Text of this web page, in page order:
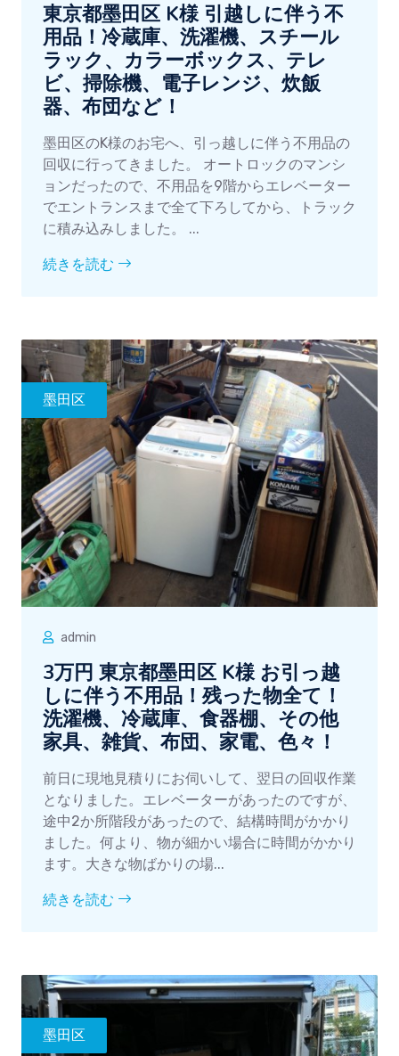
東京都墨田区 K様 引越しに伴う不
用品！冷蔵庫、洗濯機、スチール
ラック、カラーボックス、テレ
ビ、掃除機、電子レンジ、炊飯
器、布団など！
墨田区のK様のお宅へ、引っ越しに伴う不用品の
回収に行ってきました。 オートロックのマンシ
ョンだったので、不用品を9階からエレベーター
でエントランスまで全て下ろしてから、トラック
に積み込みしました。 ...
続きを読む
墨田区
admin
3万円 東京都墨田区 K様 お引っ越
しに伴う不用品！残った物全て！
洗濯機、冷蔵庫、食器棚、その他
家具、雑貨、布団、家電、色々！
前日に現地見積りにお伺いして、翌日の回収作業
となりました。エレベーターがあったのですが、
途中2か所階段があったので、結構時間がかかり
ました。何より、物が細かい場合に時間がかかり
ます。大きな物ばかりの場...
続きを読む
墨田区